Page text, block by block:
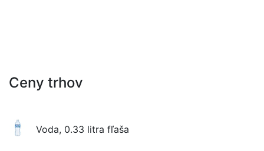
Ceny trhov
Voda, 0.33 litra fľaša